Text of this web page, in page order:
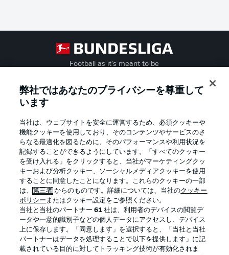
Football as it's meant to be
Official Partners
弊社ではあなたのプライバシーを尊重して
います
当社は、ウェブサイトを安全に運営するため、必須クッキーや
機能クッキーを使用しており、そのコンテンツやサービスのさ
らなる最適化を図るために、そのパフォーマンスや利用状況を
記録することができるようにしています。「すべてのクッキー
を受け入れる」をクリックすると、当社がマーケティングクッ
キーおよび分析クッキー、ソーシャルメディアクッキーを使用
することに同意したことになります。これらのクッキーの一部
は、第三者 からのものです。詳細については、当社のクッキー
ポリシー またはクッキー設定をご参照ください。
当社と当社のパートナー61 社は、利用者のデバイスの閲覧デ
ータや一意的識別子などの個人データにアクセスし、デバイス
上に保存します。「同意します」を選択すると、「当社と当社
パートナーはデータを処理することで以下を提供します」に記
載されている目的に対してトラッキング技術が有効化されま